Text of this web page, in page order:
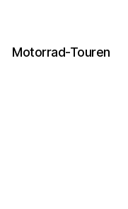
Motorrad-Touren